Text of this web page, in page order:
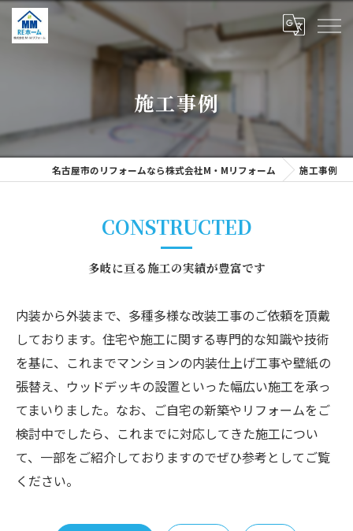
施工事例
名古屋市のリフォームなら株式会社M・Mリフォーム 施工事例
CONSTRUCTED
多岐に亘る施工の実績が豊富です
内装から外装まで、多種多様な改装工事のご依頼を頂戴
しております。住宅や施工に関する専門的な知識や技術
を基に、これまでマンションの内装仕上げ工事や壁紙の
張替え、ウッドデッキの設置といった幅広い施工を承っ
てまいりました。なお、ご自宅の新築やリフォームをご
検討中でしたら、これまでに対応してきた施工につい
て、一部をご紹介しておりますのでぜひ参考としてご覧
ください。